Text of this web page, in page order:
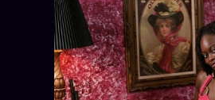
Archive complète
Récents
À la une
Recherche ⌕